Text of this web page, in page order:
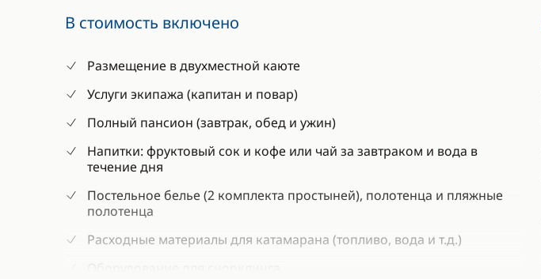
В стоимость включено
Размещение в двухместной каюте
Услуги экипажа (капитан и повар)
Полный пансион (завтрак, обед и ужин)
Напитки: фруктовый сок и кофе или чай за завтраком и вода в
течение дня
Постельное белье (2 комплекта простыней), полотенца и пляжные
полотенца
Расходные материалы для катамарана (топливо, вода и т.д.)